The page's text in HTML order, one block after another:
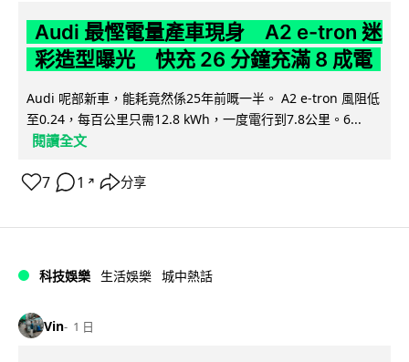
Audi 最慳電量產車現身 A2 e-tron 迷
彩造型曝光 快充 26 分鐘充滿 8 成電
Audi 呢部新車，能耗竟然係25年前嘅一半。 A2 e-tron 風阻低
至0.24，每百公里只需12.8 kWh，一度電行到7.8公里。6...
閱讀全文
7 1 ↗ 分享
科技娛樂 生活娛樂 城中熱話
Vin 1 日